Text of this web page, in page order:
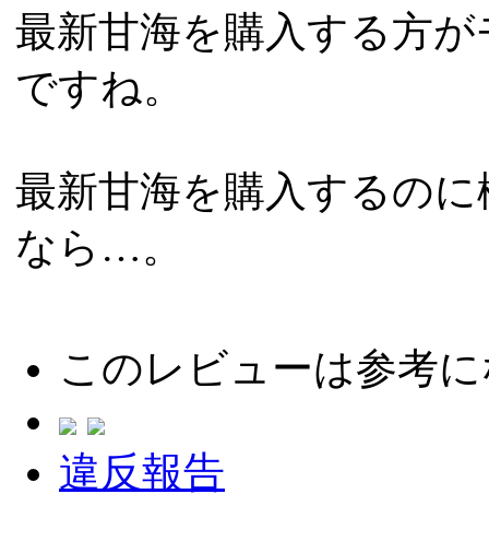
最新甘海を購入する方
ですね。
最新甘海を購入するの
なら…。
このレビューは参考
違反報告